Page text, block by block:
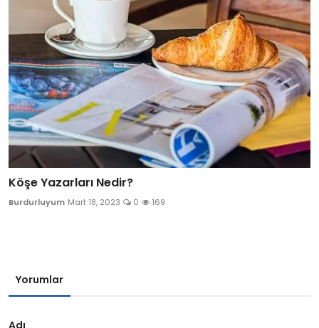
Köşe Yazarları Nedir?
Burdurluyum Mart 18, 2023 0 169
Yorumlar